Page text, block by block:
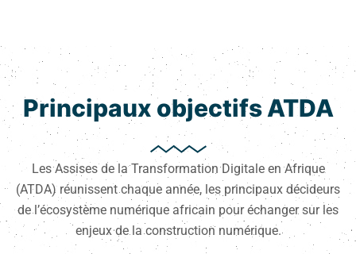
Principaux objectifs ATDA
Les Assises de la Transformation Digitale en Afrique
(ATDA) réunissent chaque année, les principaux décideurs
de l’écosystème numérique africain pour échanger sur les
enjeux de la construction numérique.